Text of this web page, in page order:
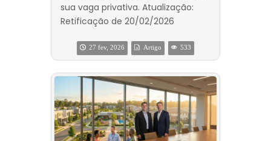
sua vaga privativa. Atualização:
Retificação de 20/02/2026
27 fev, 2026 Artigo 533